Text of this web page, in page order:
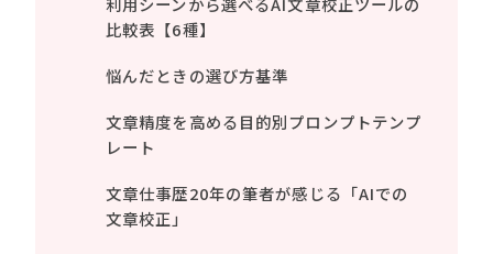
比較表【6種】
悩んだときの選び方基準
文章精度を高める目的別プロンプトテンプ
レート
文章仕事歴20年の筆者が感じる「AIでの
文章校正」